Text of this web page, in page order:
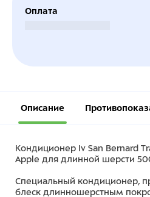
Оплата
Описание
Кондиционер Iv San Bernard
Apple для длинной шерсти
Специальный кондиционер,
блеск длинношерстным